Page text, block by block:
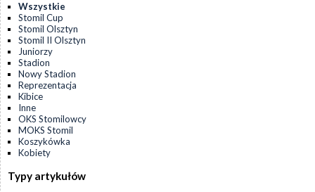
Wszystkie
Stomil Cup
Stomil Olsztyn
Stomil II Olsztyn
Juniorzy
Stadion
Nowy Stadion
Reprezentacja
Kibice
Inne
OKS Stomilowcy
MOKS Stomil
Koszykówka
Kobiety
Typy artykułów